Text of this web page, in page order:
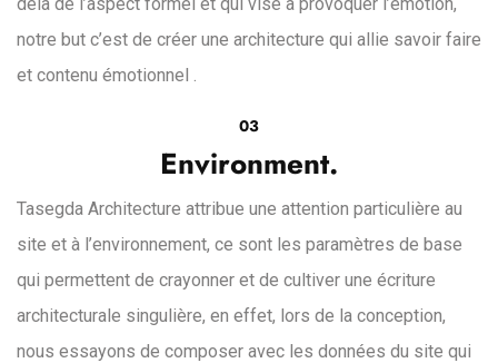
notre but c’est de créer une architecture qui allie savoir faire
et contenu émotionnel .
03
Environment.
Tasegda Architecture attribue une attention particulière au
site et à l’environnement, ce sont les paramètres de base
qui permettent de crayonner et de cultiver une écriture
architecturale singulière, en effet, lors de la conception,
nous essayons de composer avec les données du site qui